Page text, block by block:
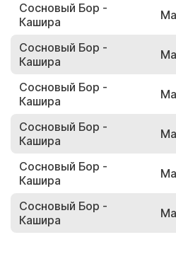
Сосновый Бор -
Кашира
Сосновый Бор -
Кашира
Сосновый Бор -
Кашира
Сосновый Бор -
Кашира
Сосновый Бор -
Кашира
Сосновый Бор -
Кашира